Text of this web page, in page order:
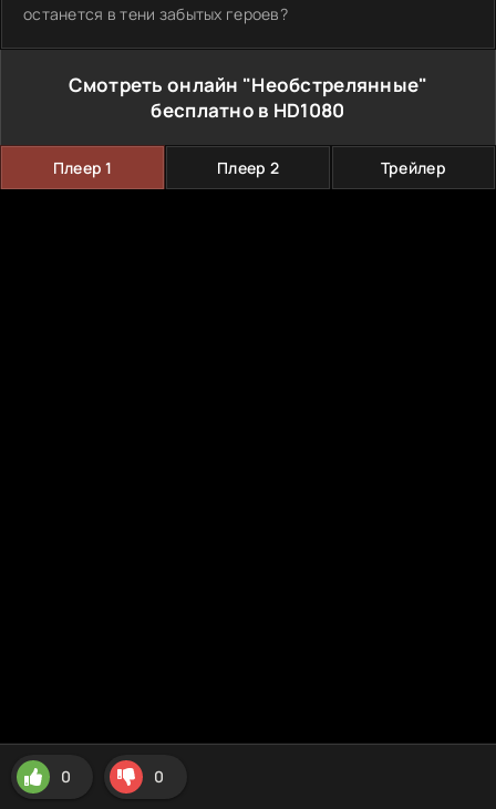
останется в тени забытых героев?
Смотреть онлайн "Необстрелянные"
бесплатно в HD1080
Плеер 1 Плеер 2 Трейлер
0 0